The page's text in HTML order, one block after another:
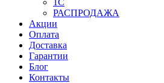
1С
РАСПРОДАЖА
Акции
Оплата
Доставка
Гарантии
Блог
Контакты